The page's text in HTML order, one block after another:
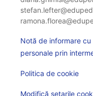
Notă de informare
personale prin
Politica de cookie
Modifică setarile